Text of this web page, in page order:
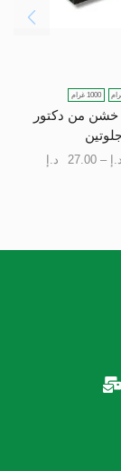
1000 غرام
خشن من دكتور
د.إ –
27.00 د.إ